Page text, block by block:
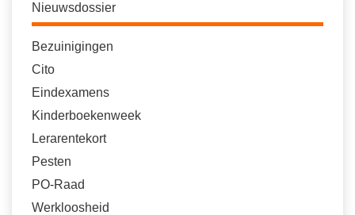
Nieuwsdossier
Bezuinigingen
Cito
Eindexamens
Kinderboekenweek
Lerarentekort
Pesten
PO-Raad
Werkloosheid